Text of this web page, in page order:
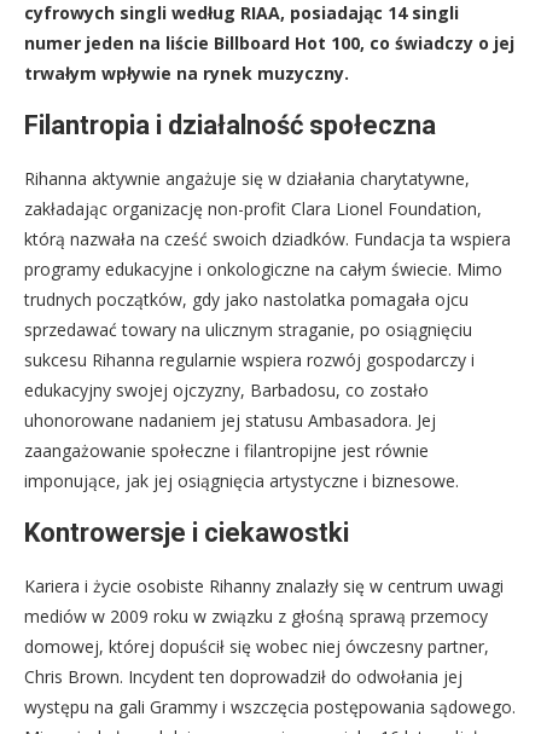
cyfrowych singli według RIAA, posiadając 14 singli
numer jeden na liście Billboard Hot 100, co świadczy o jej
trwałym wpływie na rynek muzyczny.
Filantropia i działalność społeczna
Rihanna aktywnie angażuje się w działania charytatywne,
zakładając organizację non-profit Clara Lionel Foundation,
którą nazwała na cześć swoich dziadków. Fundacja ta wspiera
programy edukacyjne i onkologiczne na całym świecie. Mimo
trudnych początków, gdy jako nastolatka pomagała ojcu
sprzedawać towary na ulicznym straganie, po osiągnięciu
sukcesu Rihanna regularnie wspiera rozwój gospodarczy i
edukacyjny swojej ojczyzny, Barbadosu, co zostało
uhonorowane nadaniem jej statusu Ambasadora. Jej
zaangażowanie społeczne i filantropijne jest równie
imponujące, jak jej osiągnięcia artystyczne i biznesowe.
Kontrowersje i ciekawostki
Kariera i życie osobiste Rihanny znalazły się w centrum uwagi
mediów w 2009 roku w związku z głośną sprawą przemocy
domowej, której dopuścił się wobec niej ówczesny partner,
Chris Brown. Incydent ten doprowadził do odwołania jej
występu na gali Grammy i wszczęcia postępowania sądowego.